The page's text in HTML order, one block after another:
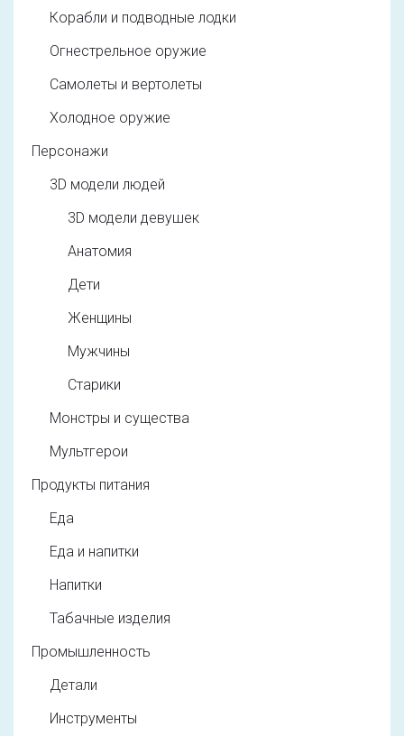
Корабли и подводные лодки
Огнестрельное оружие
Самолеты и вертолеты
Холодное оружие
Персонажи
3D модели людей
3D модели девушек
Анатомия
Дети
Женщины
Мужчины
Старики
Монстры и существа
Мультгерои
Продукты питания
Еда
Еда и напитки
Напитки
Табачные изделия
Промышленность
Детали
Инструменты